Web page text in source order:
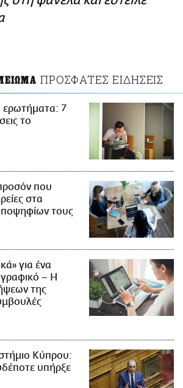
ΠΡΟΣΦΑΤΕΣ ΕΙΔΗΣΕΙΣ
ερωτήματα: 7
το
που
στα
τους
για ένα
– Η
της
Κύπρου:
υπήρξε